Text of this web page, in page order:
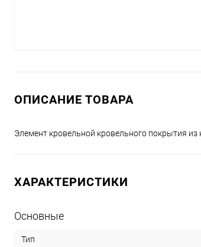
ОПИСАНИЕ ТОВАРА
Элемент кровельной кровельного покрытия из
ХАРАКТЕРИСТИКИ
Основные
Тип